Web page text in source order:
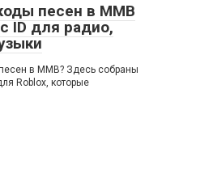
песен в ММВ
ID для радио,
в ММВ? Здесь собраны
Roblox, которые